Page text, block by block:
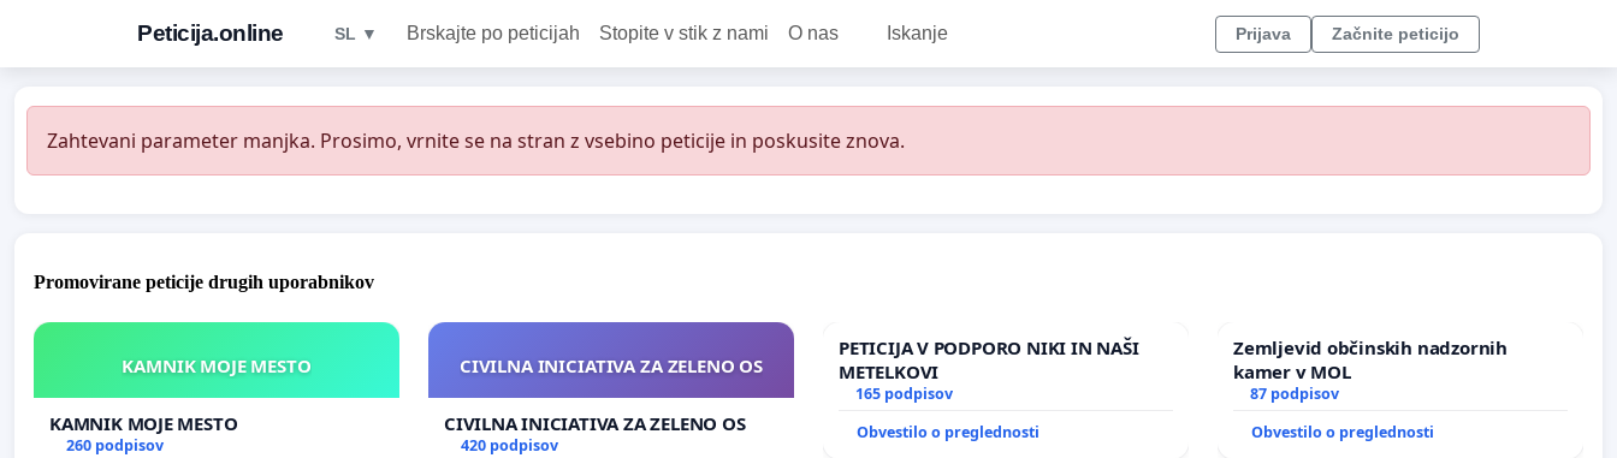
Peticija.online SL ▼ Brskajte po peticijah Stopite v stik z nami O nas Iskanje Prijava Začnite peticijo
Zahtevani parameter manjka. Prosimo, vrnite se na stran z vsebino peticije in poskusite znova.
Promovirane peticije drugih uporabnikov
KAMNIK MOJE MESTO
KAMNIK MOJE MESTO
260 podpisov
CIVILNA INICIATIVA ZA ZELENO OS
CIVILNA INICIATIVA ZA ZELENO OS
420 podpisov
PETICIJA V PODPORO NIKI IN NAŠI
METELKOVI
165 podpisov
Obvestilo o preglednosti
Zemljevid občinskih nadzornih
kamer v MOL
87 podpisov
Obvestilo o preglednosti